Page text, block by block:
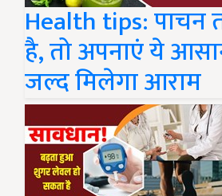
Health tips: पाचन
है, तो अपनाएं ये
जल्द मिलेगा आराम